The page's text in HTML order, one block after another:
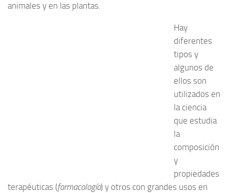
Probióticos
animales y en las plantas.
Hay
diferentes
tipos y
algunos de
ellos son
utilizados en
la ciencia
que estudia
la
composición
y
propiedades
terapéuticas (farmacología) y otros con grandes usos en